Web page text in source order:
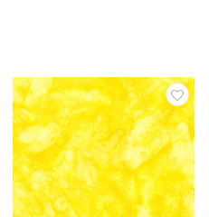
Varenr.: 3018-595
Bali Hand-Dyed